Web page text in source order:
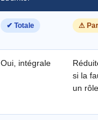
✔ Totale ⚠
Oui, intégrale
si la
un